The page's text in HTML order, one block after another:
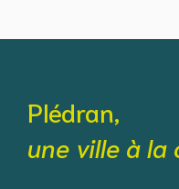
Plédran,
une ville à la